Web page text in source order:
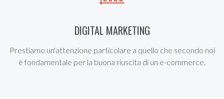
DIGITAL MARKETING
Prestiamo un'attenzione particolare a quello che secondo noi
è fondamentale per la buona riuscita di un e-commerce.